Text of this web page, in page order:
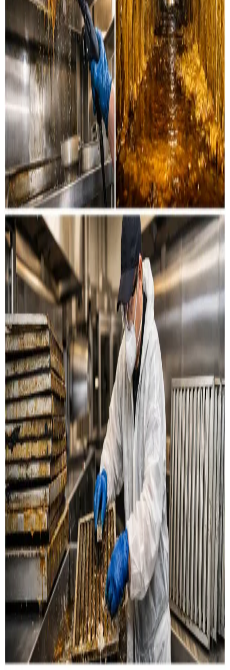
Industri & erhverv
Professionel rensning af industrielle ventilationssystemer
og erhvervsanlæg i Grenaa og omegn.
Læs mere
Restaurant & køkken
Rensning af emhætter, fedtkanaler og
udsugningssystemer til restauranter og storkøkkener i
Grenaa.
Læs mere